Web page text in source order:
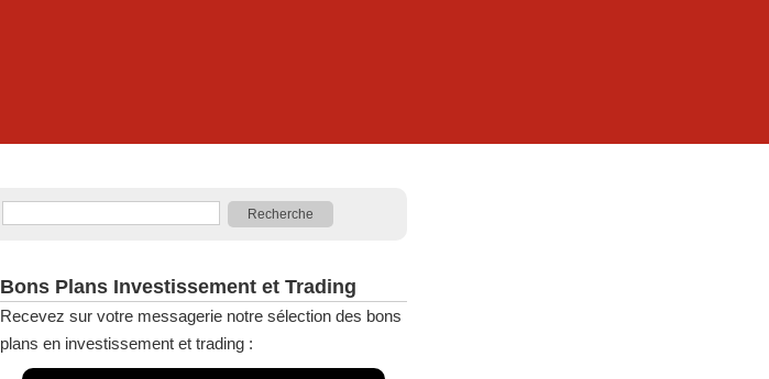
Bons Plans Investissement et Trading
Recevez sur votre messagerie notre sélection des bons
plans en investissement et trading :